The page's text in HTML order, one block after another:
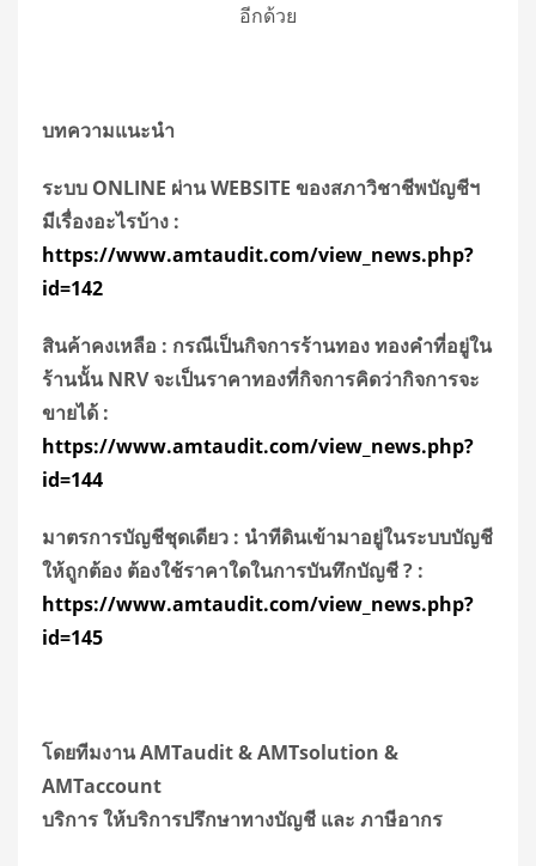
อีกด้วย
บทความแนะนำ
ระบบ ONLINE ผ่านWEBSITE ของสภาวิชาชีพบัญชีฯ
มีเรื่องอะไรบ้าง :
https://www.amtaudit.com/view_news.php?
id=142
สินค้าคงเหลือ : กรณีเป็นกิจการร้านทอง ทองคำที่อยู่ใน
ร้านนั้นNRVจะเป็นราคาทองที่กิจการคิดว่ากิจการจะ
ขายได้ :
https://www.amtaudit.com/view_news.php?
id=144
มาตรการบัญชีชุดเดียว : นำทีดินเข้ามาอยู่ในระบบบัญชี
ให้ถูกต้อง ต้องใช้ราคาใดในการบันทึกบัญชี? :
https://www.amtaudit.com/view_news.php?
id=145
โดยทีมงานAMTaudit & AMTsolution &
AMTaccount
บริการ ให้บริการปรึกษาทางบัญชี และ ภาษีอากร